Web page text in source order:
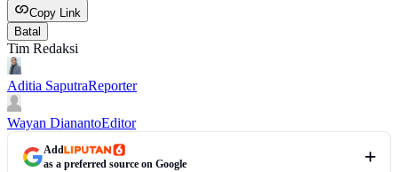
Copy Link
Batal
Tim Redaksi
Aditia SaputraReporter
Wayan DianantoEditor
Add
as a preferred source on Google